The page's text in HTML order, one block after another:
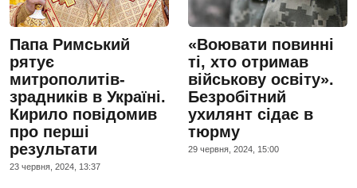
Папа Римський
рятує
митрополитів-
зрадників в Україні.
Кирило повідомив
про перші
результати
23 червня, 2024, 13:37
«Воювати повинні
ті, хто отримав
військову освіту».
Безробітний
ухилянт сідає в
тюрму
29 червня, 2024, 15:00